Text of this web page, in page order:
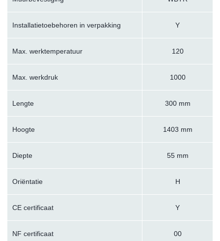
Installatietoebehoren in verpakking Y
Max. werktemperatuur 120
Max. werkdruk 1000
Lengte 300 mm
Hoogte 1403 mm
Diepte 55 mm
Oriëntatie H
CE certificaat Y
NF certificaat 00